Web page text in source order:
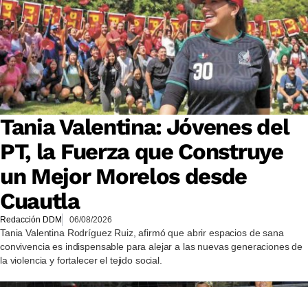
Tania Valentina: Jóvenes del
PT, la Fuerza que Construye
un Mejor Morelos desde
Cuautla
Redacción DDM 06/08/2026
Tania Valentina Rodríguez Ruiz, afirmó que abrir espacios de sana
convivencia es indispensable para alejar a las nuevas generaciones de
la violencia y fortalecer el tejido social.